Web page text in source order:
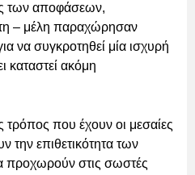
των αποφάσεων,
– μέλη παραχώρησαν
να συγκροτηθεί μία ισχυρή
ακόμη
που έχουν οι μεσαίες
την επιθετικότητα των
προχωρούν στις σωστές